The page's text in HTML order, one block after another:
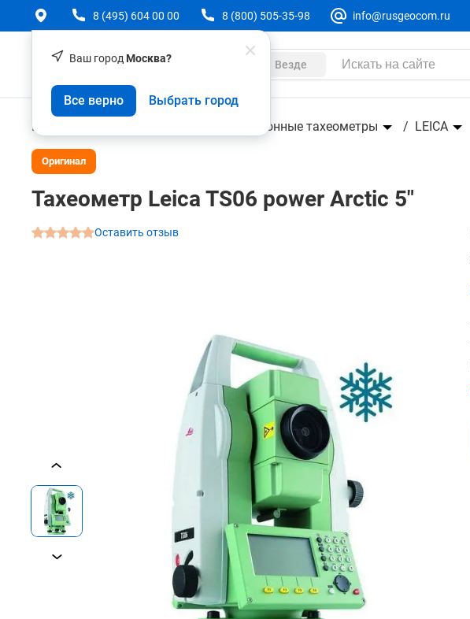
Ваш город Москва?
Все верно Выбрать город
8 (495) 604 00 00 8 (800) 505-35-98 info@rusgeocom.ru
Везде
Геодезическое оборудование Электронные тахеометры LEICA
Оригинал
Тахеометр Leica TS06 power Arctic 5"
Оставить отзыв
Тахеометр Leica TS06 power Arctic 5"
О товаре ХарактеристикиАксессуары